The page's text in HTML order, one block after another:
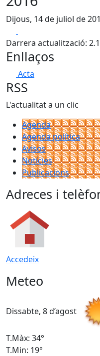
Dijous, 14 de juliol de
Darrera actualització:
Enllaços
Acta
RSS
L'actualitat a un clic
Agenda
Agenda política
Avisos
Notícies
Publicacions
Adreces i
Accedeix
Meteo
Dissabte, 8 d’agost
T.Màx: 34°
T.Min: 19°